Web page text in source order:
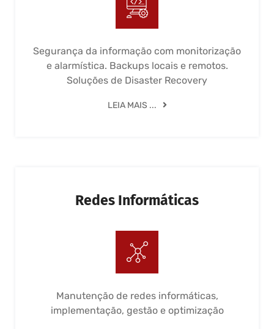
Segurança da informação com monitorização
e alarmística. Backups locais e remotos.
Soluções de Disaster Recovery
LEIA MAIS ...
Redes Informáticas
Manutenção de redes informáticas,
implementação, gestão e optimização